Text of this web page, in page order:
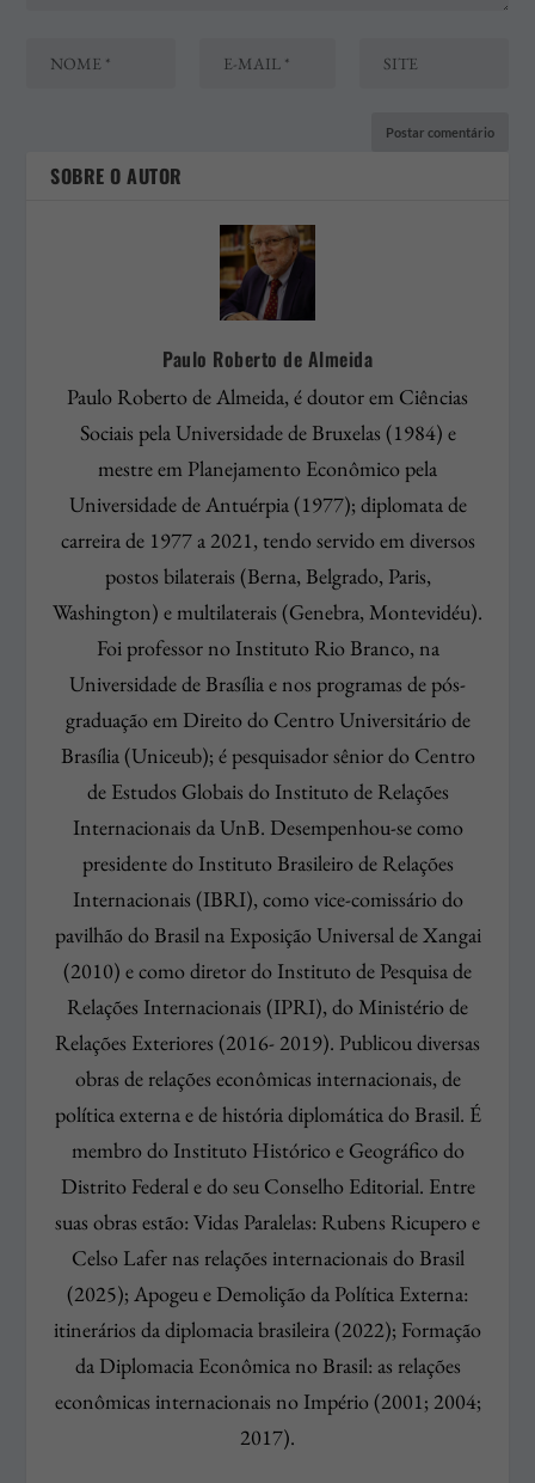
SOBRE O AUTOR
Paulo Roberto de Almeida
Paulo Roberto de Almeida, é doutor em Ciências
Sociais pela Universidade de Bruxelas (1984) e
mestre em Planejamento Econômico pela
Universidade de Antuérpia (1977); diplomata de
carreira de 1977 a 2021, tendo servido em diversos
postos bilaterais (Berna, Belgrado, Paris,
Washington) e multilaterais (Genebra, Montevidéu).
Foi professor no Instituto Rio Branco, na
Universidade de Brasília e nos programas de pós-
graduação em Direito do Centro Universitário de
Brasília (Uniceub); é pesquisador sênior do Centro
de Estudos Globais do Instituto de Relações
Internacionais da UnB. Desempenhou-se como
presidente do Instituto Brasileiro de Relações
Internacionais (IBRI), como vice-comissário do
pavilhão do Brasil na Exposição Universal de Xangai
(2010) e como diretor do Instituto de Pesquisa de
Relações Internacionais (IPRI), do Ministério de
Relações Exteriores (2016- 2019). Publicou diversas
obras de relações econômicas internacionais, de
política externa e de história diplomática do Brasil. É
membro do Instituto Histórico e Geográfico do
Distrito Federal e do seu Conselho Editorial. Entre
suas obras estão: Vidas Paralelas: Rubens Ricupero e
Celso Lafer nas relações internacionais do Brasil
(2025); Apogeu e Demolição da Política Externa:
itinerários da diplomacia brasileira (2022); Formação
da Diplomacia Econômica no Brasil: as relações
econômicas internacionais no Império (2001; 2004;
2017).